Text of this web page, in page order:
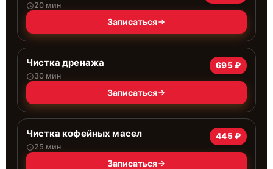
20 мин
Записаться
Чистка дренажа
30 мин
695 ₽
Записаться
Чистка кофейных масел
25 мин
445 ₽
Записаться